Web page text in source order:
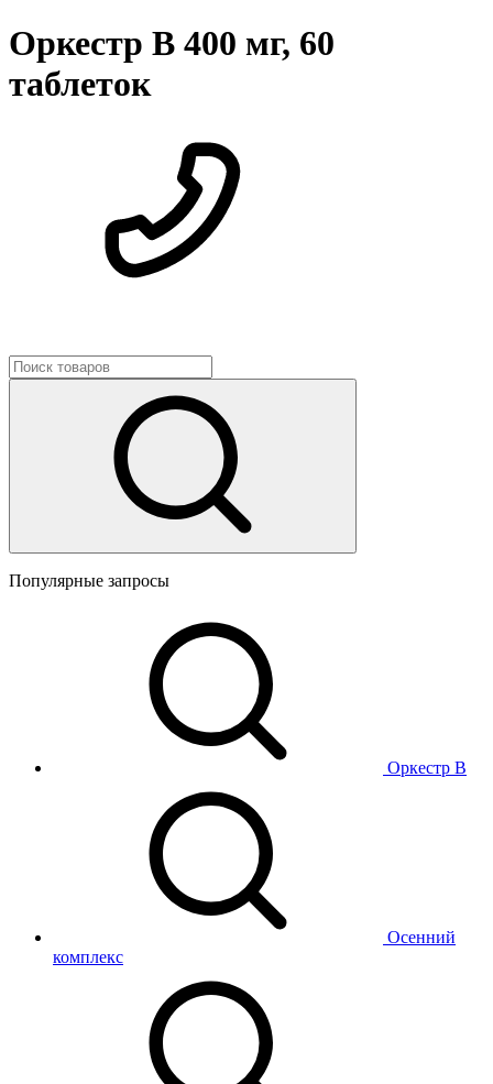
Оркестр В 400 мг, 60
таблеток
Популярные запросы
Оркестр В
Осенний
комплекс